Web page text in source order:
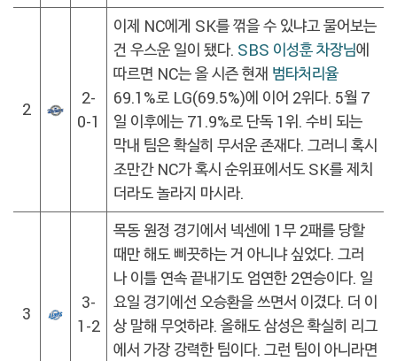
2
2-
0-1
이제 NC에게 SK를 꺾을 수 있냐고 물어보는
건 우스운 일이 됐다. SBS 이성훈 차장님에
따르면 NC는 올 시즌 현재 범타처리율
69.1%로 LG(69.5%)에 이어 2위다. 5월 7
일 이후에는 71.9%로 단독 1위. 수비 되는
막내 팀은 확실히 무서운 존재다. 그러니 혹시
조만간 NC가 혹시 순위표에서도 SK를 제치
더라도 놀라지 마시라.
3
3-
1-2
목동 원정 경기에서 넥센에 1무 2패를 당할
때만 해도 삐끗하는 거 아니냐 싶었다. 그러
나 이틀 연속 끝내기도 엄연한 2연승이다. 일
요일 경기에선 오승환을 쓰면서 이겼다. 더 이
상 말해 무엇하랴. 올해도 삼성은 확실히 리그
에서 가장 강력한 팀이다. 그런 팀이 아니라면